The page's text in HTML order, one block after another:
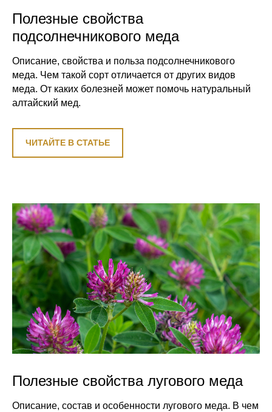
Полезные свойства
подсолнечникового меда
Описание, свойства и польза подсолнечникового
меда. Чем такой сорт отличается от других видов
меда. От каких болезней может помочь натуральный
алтайский мед.
ЧИТАЙТЕ В СТАТЬЕ
Полезные свойства лугового меда
Описание, состав и особенности лугового меда. В чем